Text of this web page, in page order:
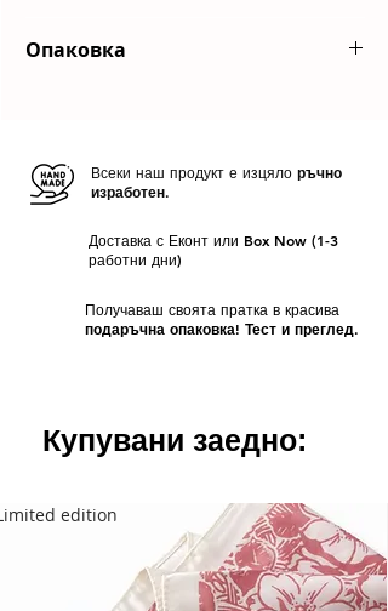
тенденции!
компанияЕконт
Опаковка
отделно опаковани, оставете коментар
при поръчката Ви.
Всеки наш продукт е изцяло ръчно
изработен.
Доставка с Еконт или Box Now (1-3
работни дни)
Получаваш своята пратка в красива
подаръчна опаковка! Тест и преглед.
Купувани заедно:
edition